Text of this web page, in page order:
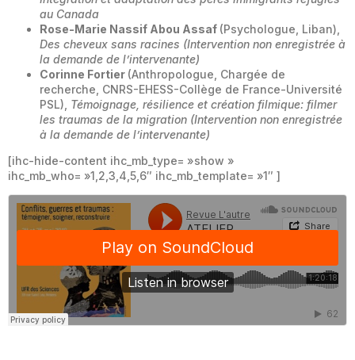
au Canada
Rose-Marie Nassif Abou Assaf (Psychologue, Liban),
Des cheveux sans racines (Intervention non enregistrée à
la demande de l’intervenante)
Corinne Fortier (Anthropologue, Chargée de
recherche, CNRS-EHESS-Collège de France-Université
PSL), Témoignage, résilience et création filmique: filmer
les traumas de la migration (Intervention non enregistrée
à la demande de l’intervenante)
[ihc-hide-content ihc_mb_type= »show »
ihc_mb_who= »1,2,3,4,5,6″ ihc_mb_template= »1″ ]